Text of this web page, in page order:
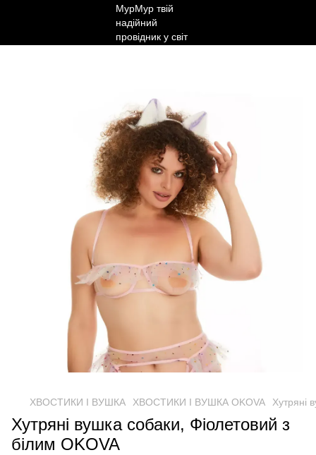
ХВОСТИКИ І ВУШКА ХВОСТИКИ І ВУШКА OKOVA Хутряні
Хутряні вушка собаки, Фіолетовий з
білим OKOVA